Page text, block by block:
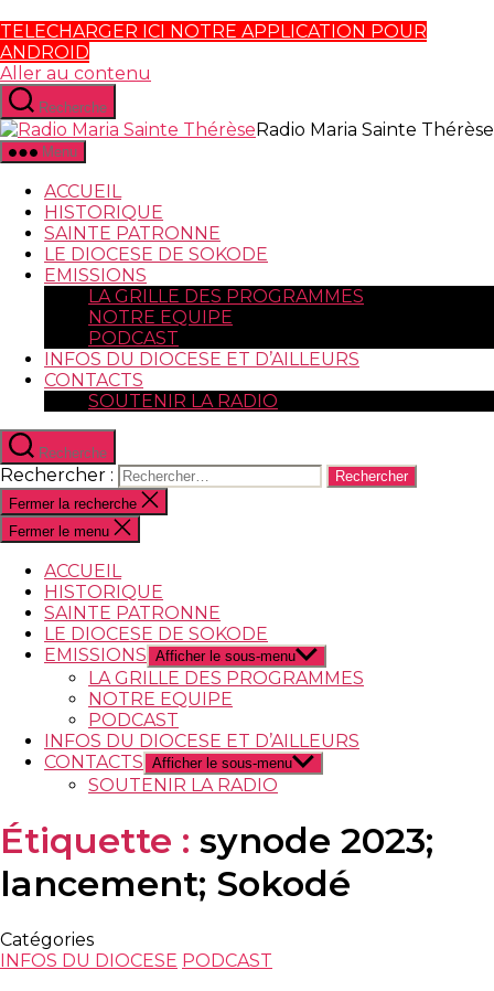
TELECHARGER ICI NOTRE APPLICATION POUR
ANDROID
Aller au contenu
Recherche
Radio Maria Sainte Thérèse
Menu
ACCUEIL
HISTORIQUE
SAINTE PATRONNE
LE DIOCESE DE SOKODE
EMISSIONS
LA GRILLE DES PROGRAMMES
NOTRE EQUIPE
PODCAST
INFOS DU DIOCESE ET D’AILLEURS
CONTACTS
SOUTENIR LA RADIO
Recherche
Rechercher :
Fermer la recherche
Fermer le menu
ACCUEIL
HISTORIQUE
SAINTE PATRONNE
LE DIOCESE DE SOKODE
EMISSIONS Afficher le sous-menu
LA GRILLE DES PROGRAMMES
NOTRE EQUIPE
PODCAST
INFOS DU DIOCESE ET D’AILLEURS
CONTACTS Afficher le sous-menu
SOUTENIR LA RADIO
Étiquette : synode 2023;
lancement; Sokodé
Catégories
INFOS DU DIOCESE PODCAST